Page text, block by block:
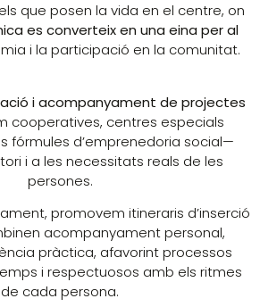
que posen la vida en el centre, on
es converteix en una eina per al
i la participació en la comunitat.
i acompanyament de projectes
cooperatives, centres especials
fórmules d’emprenedoria social—
i a les necessitats reals de les
persones.
promovem itineraris d’inserció
acompanyament personal,
pràctica, afavorint processos
i respectuosos amb els ritmes
de cada persona.